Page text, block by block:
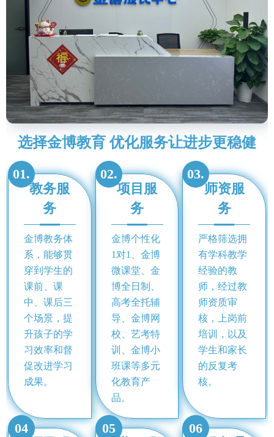
选择金博教育 优化服务让进步更稳健
01.
教务服
务
金博教务体
系，能够贯
穿到学生的
课前、课
中、课后三
个场景，提
升孩子的学
习效率和督
促改进学习
成果。
02.
项目服
务
金博个性化
1对1、金博
微课堂、金
博全日制、
高考全托辅
导、金博网
校、艺考特
训、金博小
班课等多元
化教育产
品。
03.
师资服
务
严格筛选拥
有学科教学
经验的教
师，经过教
师资质审
核，上岗前
培训，以及
学生和家长
的反复考
核。
04
05
06